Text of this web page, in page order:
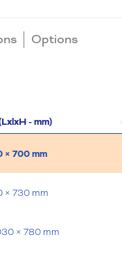
Options
- mm)
× 700 mm
× 730 mm
× 780 mm